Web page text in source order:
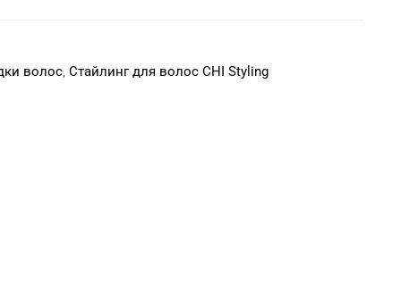
волос ,Стайлинг для волос CHI Styling